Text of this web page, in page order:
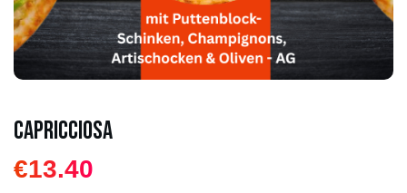
Capricciosa
€13.40